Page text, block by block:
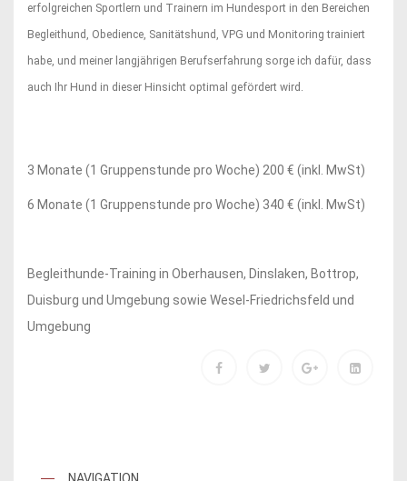
erfolgreichen Sportlern und Trainern im Hundesport in den Bereichen
Begleithund, Obedience, Sanitätshund, VPG und Monitoring trainiert
habe, und meiner langjährigen Berufserfahrung sorge ich dafür, dass
auch Ihr Hund in dieser Hinsicht optimal gefördert wird.
3 Monate (1 Gruppenstunde pro Woche) 200 € (inkl. MwSt)
6 Monate (1 Gruppenstunde pro Woche) 340 € (inkl. MwSt)
Begleithunde-Training in Oberhausen, Dinslaken, Bottrop,
Duisburg und Umgebung sowie Wesel-Friedrichsfeld und
Umgebung